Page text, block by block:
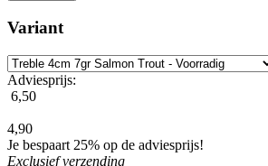
Variant
Adviesprijs:
6,50
4,90
Je bespaart 25% op de adviesprijs!
Exclusiefverzending